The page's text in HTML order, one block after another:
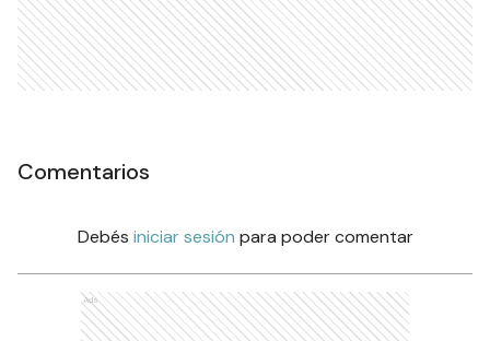
Comentarios
Debés iniciar sesión para poder comentar
Ads